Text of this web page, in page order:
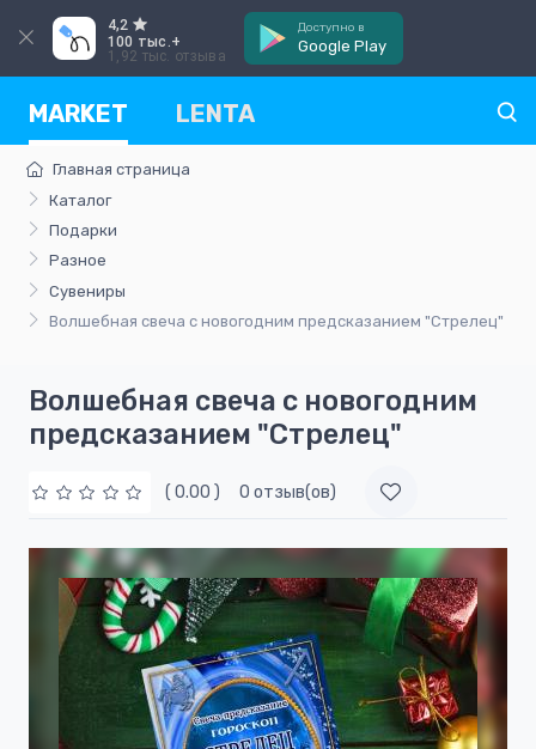
4,2
100 тыс.+
1,92 тыс. отзыва
Доступно в
Google Play
MARKET LENTA
Главная страница
Каталог
Подарки
Разное
Сувениры
Волшебная свеча с новогодним предсказанием "Стрелец"
Волшебная свеча с новогодним
предсказанием "Стрелец"
( 0.00 ) 0 отзыв(ов)